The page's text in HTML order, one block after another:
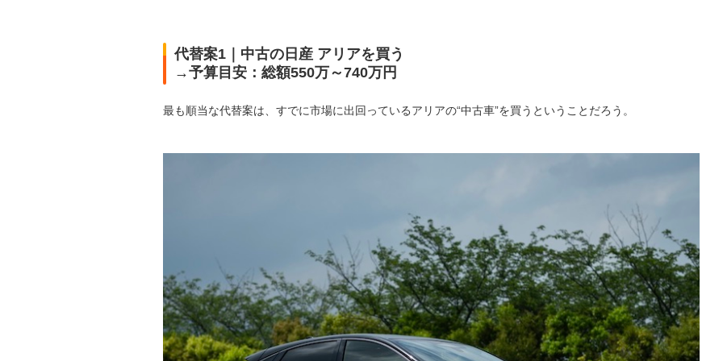
代替案1｜中古の日産 アリアを買う
→予算目安：総額550万～740万円
最も順当な代替案は、すでに市場に出回っているアリアの“中古車”を買うということだろう。